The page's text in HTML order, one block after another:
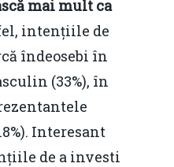
mai mult ca
intențiile de
îndeosebi în
(33%), în
Interesant
de a investi